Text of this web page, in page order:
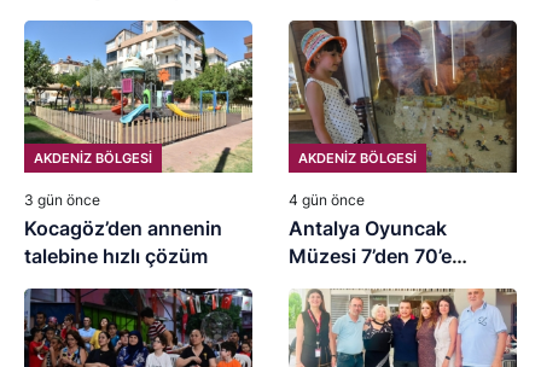
artırımı
AKDENİZ BÖLGESİ
3 gün önce
Kocagöz’den annenin
talebine hızlı çözüm
AKDENİZ BÖLGESİ
4 gün önce
Antalya Oyuncak
Müzesi 7’den 70’e
ziyaretçilerini ağırlıyor